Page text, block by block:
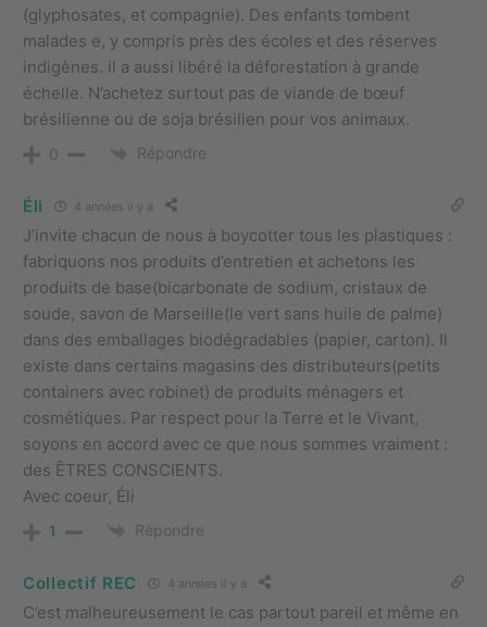
(glyphosates, et compagnie). Des enfants tombent
malades e, y compris près des écoles et des réserves
indigènes. il a aussi libéré la déforestation à grande
échelle. N’achetez surtout pas de viande de bœuf
brésilienne ou de soja brésilien pour vos animaux.
0 Répondre
Éli 4 années il y a
J’invite chacun de nous à boycotter tous les plastiques :
fabriquons nos produits d’entretien et achetons les
produits de base(bicarbonate de sodium, cristaux de
soude, savon de Marseille(le vert sans huile de palme)
dans des emballages biodégradables (papier, carton). Il
existe dans certains magasins des distributeurs(petits
containers avec robinet) de produits ménagers et
cosmétiques. Par respect pour la Terre et le Vivant,
soyons en accord avec ce que nous sommes vraiment :
des ÊTRES CONSCIENTS.
Avec coeur, Éli
1 Répondre
Collectif REC 4 années il y a
C’est malheureusement le cas partout pareil et même en